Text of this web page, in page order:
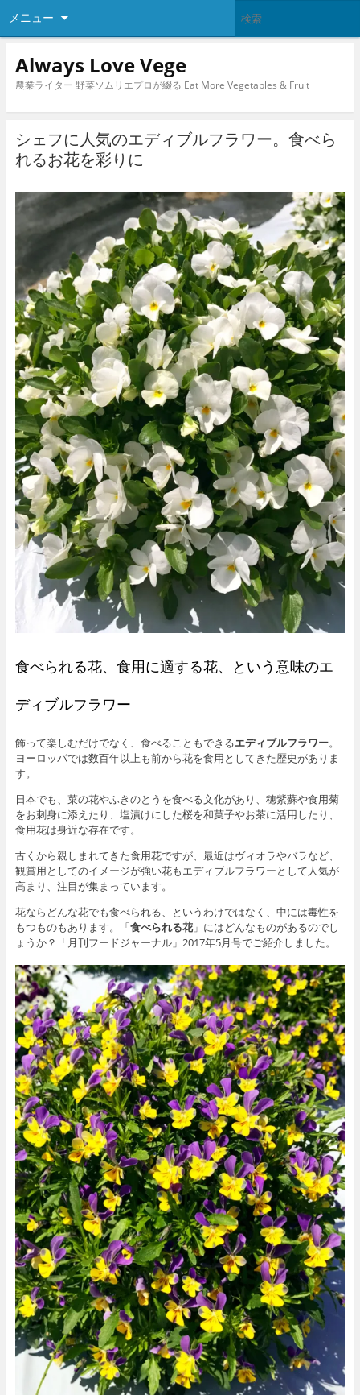
メニュー
Always Love Vege
農業ライター 野菜ソムリエプロが綴る Eat More Vegetables & Fruit
シェフに人気のエディブルフラワー。食べら
れるお花を彩りに
食べられる花、食用に適する花、という意味のエ
ディブルフラワー
飾って楽しむだけでなく、食べることもできるエディブルフラワー。
ヨーロッパでは数百年以上も前から花を食用としてきた歴史がありま
す。
日本でも、菜の花やふきのとうを食べる文化があり、穂紫蘇や食用菊
をお刺身に添えたり、塩漬けにした桜を和菓子やお茶に活用したり、
食用花は身近な存在です。
古くから親しまれてきた食用花ですが、最近はヴィオラやバラなど、
観賞用としてのイメージが強い花もエディブルフラワーとして人気が
高まり、注目が集まっています。
花ならどんな花でも食べられる、というわけではなく、中には毒性を
もつものもあります。「食べられる花」にはどんなものがあるのでし
ょうか？「月刊フードジャーナル」2017年5月号でご紹介しました。